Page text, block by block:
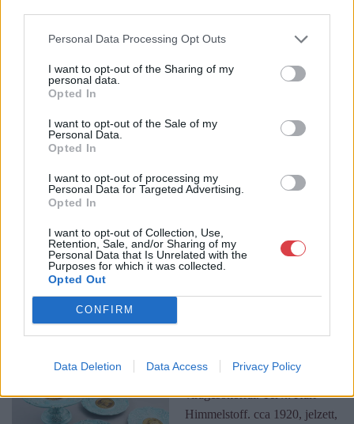
Personal Data Processing Opt Outs
I want to opt-out of the Sharing of my
personal data.
Opted In
I want to opt-out of the Sale of my
Personal Data.
Opted In
I want to opt-out of processing my
Personal Data for Targeted Advertising.
Opted In
I want to opt-out of Collection, Use,
Retention, Sale, and/or Sharing of my
Personal Data that Is Unrelated with the
Purposes for which it was collected.
Opted Out
CONFIRM
Data Deletion Data Access Privacy Policy
Telefon: 317-4757, 266-4154, 318-
4035
után kerülnek a vevő tulajdonába. Ha a tételt nem személyesen
veszik át, a vevő a postaköltség, biztosítási díj megfizetésére is
GALÉRIA TOVÁBBI MŰTÁRGYAI
KAPCSOLÓDÓ MŰTÁRGYAK